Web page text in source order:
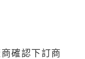
確認下訂商